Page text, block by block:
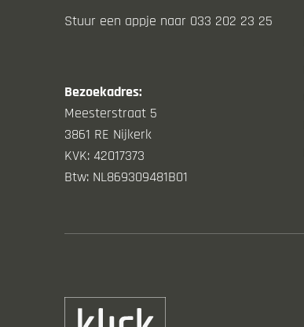
Stuur een appje naar 033 202 23 25
Bezoekadres:
Meesterstraat 5
3861 RE Nijkerk
KVK: 42017373
Btw: NL869309481B01